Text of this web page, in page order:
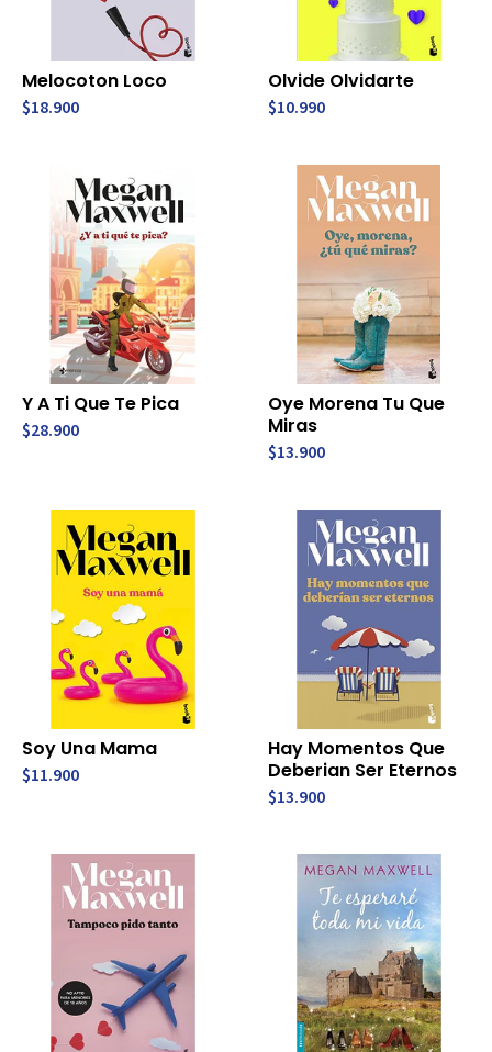
Melocoton Loco
$18.900
Olvide Olvidarte
$10.990
Y A Ti Que Te Pica
$28.900
Oye Morena Tu Que
Miras
$13.900
Soy Una Mama
$11.900
Hay Momentos Que
Deberian Ser Eternos
$13.900